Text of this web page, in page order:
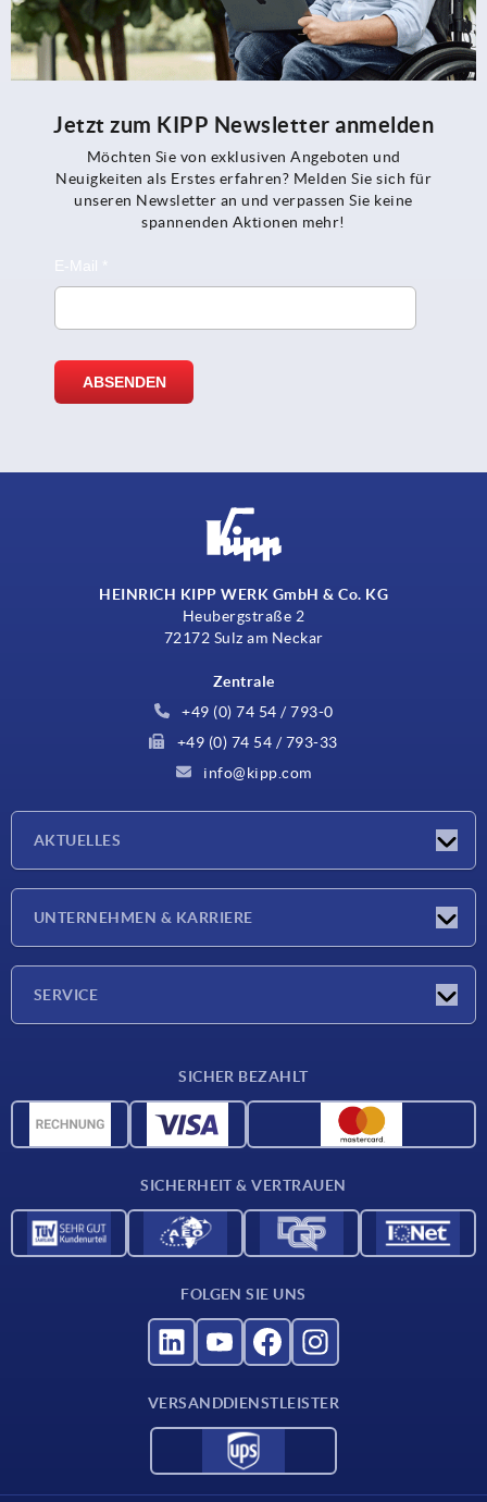
Jetzt zum KIPP Newsletter anmelden
Möchten Sie von exklusiven Angeboten und
Neuigkeiten als Erstes erfahren? Melden Sie sich für
unseren Newsletter an und verpassen Sie keine
spannenden Aktionen mehr!
HEINRICH KIPP WERK GmbH & Co. KG
Heubergstraße 2
72172 Sulz am Neckar
Zentrale
+49 (0) 74 54 / 793-0
+49 (0) 74 54 / 793-33
info@kipp.com
AKTUELLES
Presseberichte
UNTERNEHMEN & KARRIERE
SERVICE
Werkstoffübersicht
SICHER BEZAHLT
SICHERHEIT & VERTRAUEN
FOLGEN SIE UNS
VERSANDDIENSTLEISTER